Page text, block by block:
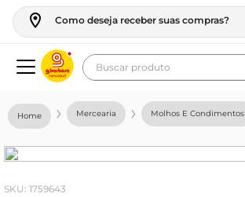
Como deseja receber suas compras?
Buscar produto
Mercearia Molhos E Condimentos
: 1759643
geladeira
fogao